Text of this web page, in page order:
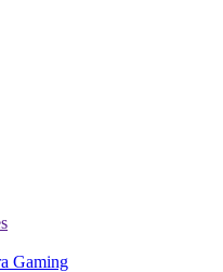
Gaming